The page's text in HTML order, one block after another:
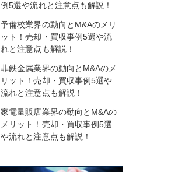
例5選や流れと注意点も解説！
予備校業界の動向とM&Aのメリ
ット！売却・買収事例5選や流
れと注意点も解説！
非鉄金属業界の動向とM&Aのメ
リット！売却・買収事例5選や
流れと注意点も解説！
家電量販店業界の動向とM&Aの
メリット！売却・買収事例5選
や流れと注意点も解説！